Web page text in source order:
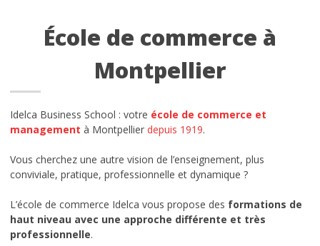
École de commerce à
Montpellier
Idelca Business School : votre école de commerce et
management à Montpellier depuis 1919.
Vous cherchez une autre vision de l’enseignement, plus
conviviale, pratique, professionnelle et dynamique ?
L’école de commerce Idelca vous propose des formations de
haut niveau avec une approche différente et très
professionnelle.
Parcours École de Commerce
Reconnaissance par l’Etat
Special BTS Montpellier
Postes à pourvoir en alternance
Frais de scolarité
Quels métiers après l’école de